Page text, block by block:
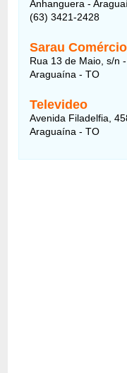
Anhanguera -
(63) 3421-2428
Sarau
Rua 13 de Maio, s/n
Araguaína - TO
Televideo
Avenida Filadelfia,
Araguaína - TO